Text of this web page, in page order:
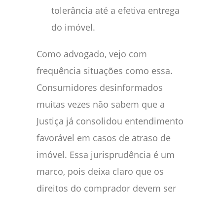
tolerância até a efetiva entrega
do imóvel.
Como advogado, vejo com
frequência situações como essa.
Consumidores desinformados
muitas vezes não sabem que a
Justiça já consolidou entendimento
favorável em casos de atraso de
imóvel. Essa jurisprudência é um
marco, pois deixa claro que os
direitos do comprador devem ser